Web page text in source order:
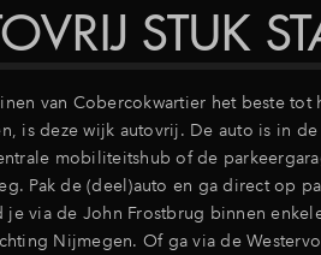
STUK
van Cobercokwartier het beste tot
is deze wijk autovrij. De auto is in
mobiliteitshub of de
Pak de (deel)auto en ga direct op
via de John Frostbrug binnen
Nijmegen. Of ga via de